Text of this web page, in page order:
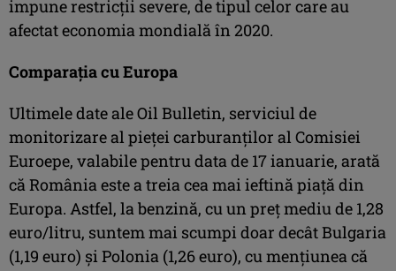
impune restricţii severe, de tipul celor care au
afectat economia mondială în 2020.
Comparația cu Europa
Ultimele date ale Oil Bulletin, serviciul de
monitorizare al pieței carburanților al Comisiei
Euroepe, valabile pentru data de 17 ianuarie, arată
că România este a treia cea mai ieftină piață din
Europa. Astfel, la benzină, cu un preț mediu de 1,28
euro/litru, suntem mai scumpi doar decât Bulgaria
(1,19 euro) și Polonia (1,26 euro), cu mențiunea că